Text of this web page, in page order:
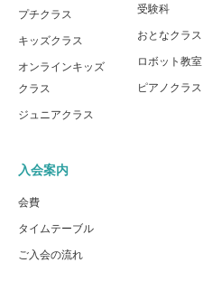
プチクラス
キッズクラス
オンラインキッズ
クラス
ジュニアクラス
受験科
おとなクラス
ロボット教室
ピアノクラス
入会案内
会費
タイムテーブル
ご入会の流れ